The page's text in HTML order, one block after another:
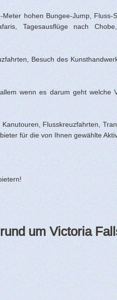
hohen Bungee-Jump, Fluss-
Tagesausflüge nach
Besuch des
wenn es darum geht welche
Flusskreuzfahrten,
für die von Ihnen gewählte
um Victoria